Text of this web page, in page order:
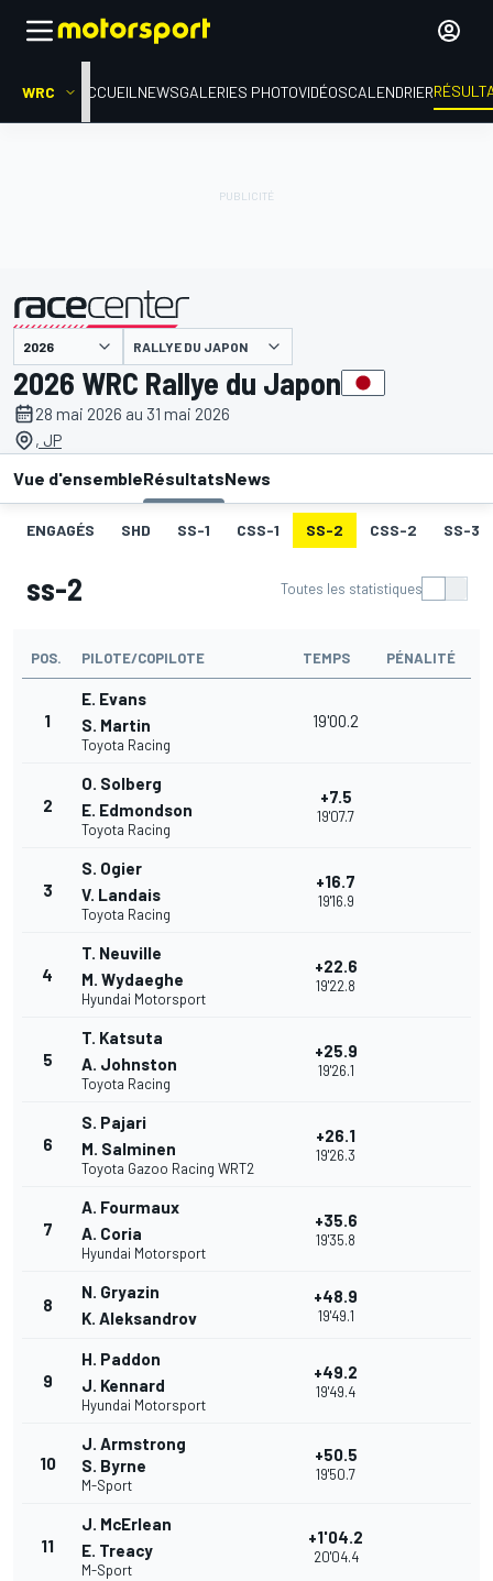
WRC ACCUEIL NEWSGALERIES PHOTOVIDÉOSCALENDRIER
présenté par RALLYE DU JAPON
2026 WRC Rallye du Japon
28 mai 2026 au 31 mai 2026
, JP
Vue d'ensembleRésultatsNews
ENGAGÉS SHD SS-1 CSS-1 SS-2 CSS-2 SS-3
ss-2 Toutes les statistiques
POS. PILOTE/COPILOTE TEMPS PÉNALITÉ
1
E. Evans
S. Martin
Toyota Racing
19'00.2
2
O. Solberg
E. Edmondson
Toyota Racing
+7.5
19'07.7
3
S. Ogier
V. Landais
Toyota Racing
+16.7
19'16.9
4
T. Neuville
M. Wydaeghe
Hyundai Motorsport
+22.6
19'22.8
5
T. Katsuta
A. Johnston
Toyota Racing
+25.9
19'26.1
6
S. Pajari
M. Salminen
Toyota Gazoo Racing WRT2
+26.1
19'26.3
7
A. Fourmaux
A. Coria
Hyundai Motorsport
+35.6
19'35.8
8
N. Gryazin
K. Aleksandrov
+48.9
19'49.1
9
H. Paddon
J. Kennard
Hyundai Motorsport
+49.2
19'49.4
10
J. Armstrong
S. Byrne
M-Sport
+50.5
19'50.7
11
J. McErlean
E. Treacy
M-Sport
+1'04.2
20'04.4